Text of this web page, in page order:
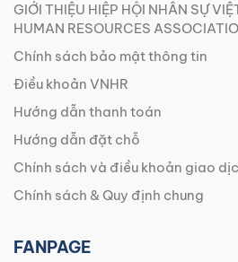
GIỚI THIỆU HIỆP HỘI NHÂN SỰ
HUMAN RESOURCES
Chính sách bảo mật thông tin
Điều khoản VNHR
Hướng dẫn thanh toán
Hướng dẫn đặt chỗ
Chính sách và điều khoản giao
Chính sách & Quy định chung
FANPAGE